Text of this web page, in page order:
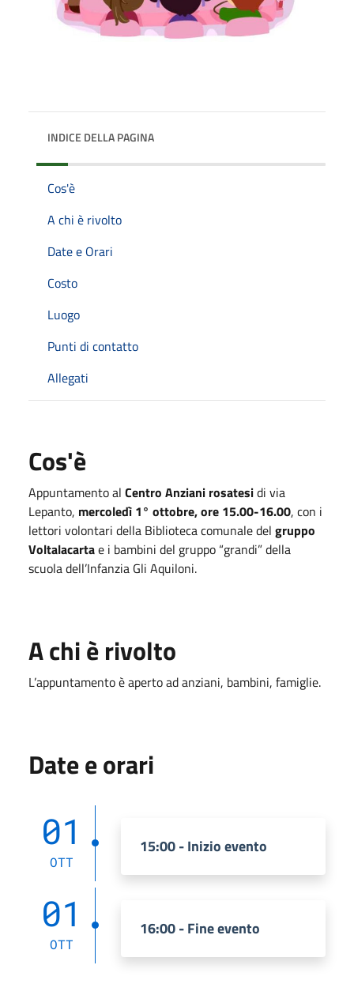
INDICE DELLA PAGINA
Cos'è
A chi è rivolto
Date e Orari
Costo
Luogo
Punti di contatto
Allegati
Cos'è
Appuntamento al Centro Anziani rosatesidi via
Lepanto, mercoledì 1° ottobre, ore 15.00-16.00, con i
lettori volontari della Biblioteca comunale del gruppo
Voltalacartae i bambini del gruppo “grandi” della
scuola dell’Infanzia Gli Aquiloni.
A chi è rivolto
L’appuntamento è aperto ad anziani, bambini, famiglie.
Date e orari
01
OTT
15:00 - Inizio evento
01
OTT
16:00 - Fine evento